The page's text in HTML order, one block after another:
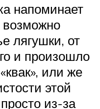
напоминает
возможно
лягушки, от
и произошло
или же
этой
из-за